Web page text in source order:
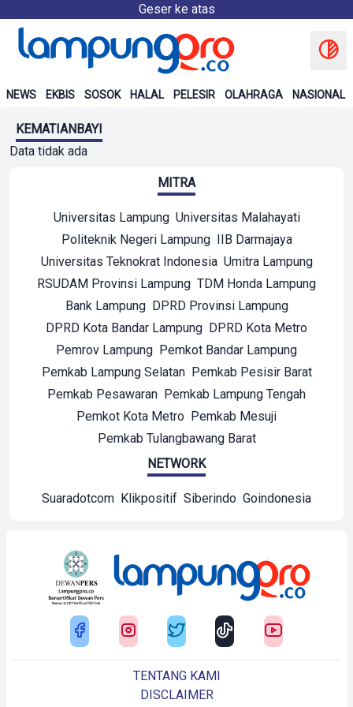
Geser ke atas
NEWS EKBIS SOSOK HALAL PELESIR OLAHRAGA NASIONAL
KEMATIANBAYI
Data tidak ada
MITRA
Universitas Lampung Universitas Malahayati
Politeknik Negeri Lampung IIB Darmajaya
Universitas Teknokrat Indonesia Umitra Lampung
RSUDAM Provinsi Lampung TDM Honda Lampung
Bank Lampung DPRD Provinsi Lampung
DPRD Kota Bandar Lampung DPRD Kota Metro
Pemrov Lampung Pemkot Bandar Lampung
Pemkab Lampung Selatan Pemkab Pesisir Barat
Pemkab Pesawaran Pemkab Lampung Tengah
Pemkot Kota Metro Pemkab Mesuji
Pemkab Tulangbawang Barat
NETWORK
Suaradotcom Klikpositif Siberindo Goindonesia
TENTANG KAMI
DISCLAIMER